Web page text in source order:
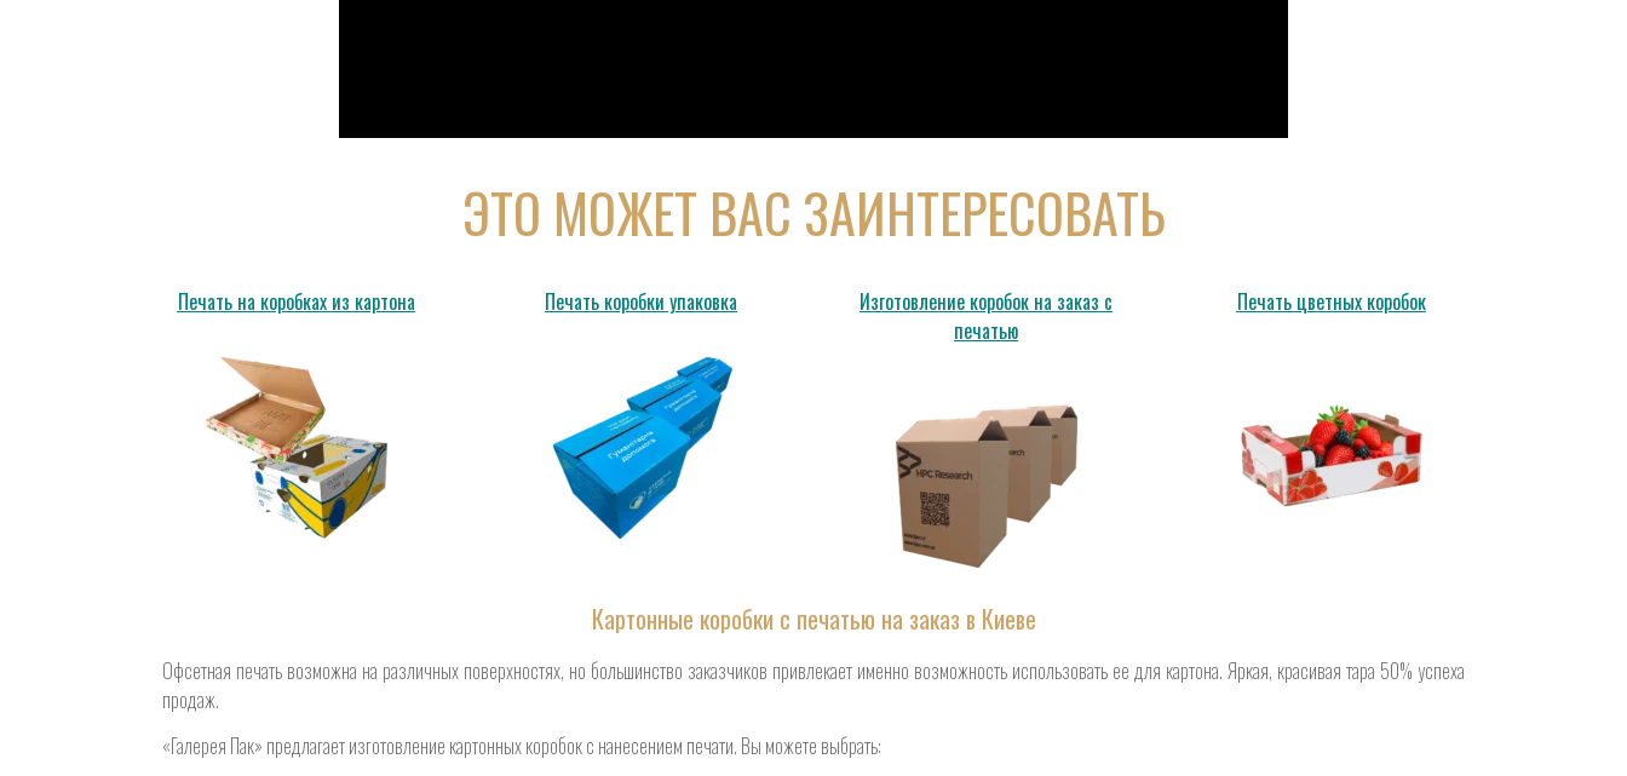
ЭТО МОЖЕТ ВАС ЗАИНТЕРЕСОВАТЬ
Печать на коробках из картона Печать коробки упаковка
Изготовление коробок на заказ с
печатью
Печать цветных коробок
Картонные коробки с печатью на заказ в Киеве
Офсетная печать возможна на различных поверхностях, но большинство заказчиков привлекает именно возможность использовать ее для картона. Яркая, красивая тара 50% успеха
продаж.
«Галерея Пак» предлагает изготовление картонных коробок с нанесением печати. Вы можете выбрать: